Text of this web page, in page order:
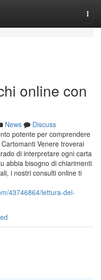
online con
News
Discuss
potente per comprendere
Venere troverai
di interpretare ogni carta
abbia bisogno di chiarimenti
i nostri consulti online ti
43746864/lettura-dei-